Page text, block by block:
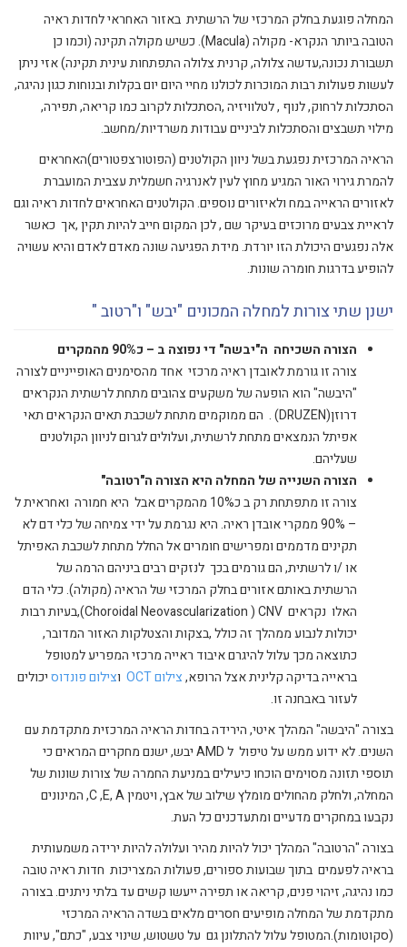
המחלה פוגעת בחלק המרכזי של הרשתית באזור האחראי לחדות ראיה
הטובה ביותר הנקרא- מקולה (Macula). כשיש מקולה תקינה (וכמו כן
תשבורת נכונה,עדשה צלולה, קרנית צלולה התפתחות עינית תקינה) אזי ניתן
לעשות פעולות רבות המוכרות לכולנו מחיי היום יום בקלות ובנוחות כגון נהיגה,
הסתכלות לרחוק, לנוף , לטלוויזיה ,הסתכלות לקרוב כמו קריאה, תפירה,
מילוי תשבצים והסתכלות לביניים עבודות משרדיות/מחשב.
הראיה המרכזית נפגעת בשל ניוון הקולטנים (הפוטורצפטורים)האחראים
להמרת גירוי האור המגיע מחוץ לעין לאנרגיה חשמלית עצבית המועברת
לאזורים הראייה במח ולאיזורים נוספים. הקולטנים האחראים לחדות ראיה וגם
לראיית צבעים מרוכזים בעיקר שם , לכן המקום חייב להיות תקין ,אך כאשר
אלה נפגעים היכולת הזו יורדת. מידת הפגיעה שונה מאדם לאדם והיא עשויה
להופיע בדרגות חומרה שונות.
ישנן שתי צורות למחלה המכונים "יבש" ו"רטוב "
הצורה השכיחה ה"יבשה" די נפוצה ב – כ90% מהמקרים
צורה זו גורמת לאובדן ראיה מרכזי אחד מהסימנים האופייניים לצורה
"היבשה" הוא הופעה של משקעים צהובים מתחת לרשתית הנקראים
דרוזן(DRUZEN) . הם ממוקמים מתחת לשכבת תאים הנקראים תאי
אפיתל הנמצאים מתחת לרשתית, ועלולים לגרום לניוון הקולטנים
שעליהם.
הצורה השנייה של המחלה היא הצורה ה"רטובה"
צורה זו מתפתחת רק ב כ10% מהמקרים אבל היא חמורה ואחראית ל
– 90% ממקרי אובדן ראיה. היא נגרמת על ידי צמיחה של כלי דם לא
תקינים מדממים ומפרישים חומרים אל החלל מתחת לשכבת האפיתל
או /ו לרשתית, הם גורמים בכך לנזקים רבים ביניהם הרמה של
הרשתית באותם אזורים בחלק המרכזי של הראיה (מקולה). כלי הדם
האלו נקראים Choroidal Neovascularization ) CNV),בעיות רבות
יכולות לנבוע ממהלך זה כולל ,בצקות והצטלקות האזור המדובר,
כתוצאה מכך עלול להיגרם איבוד ראייה מרכזי המפריע למטופל
בראייה בדיקה קלינית אצל הרופא,צילום OCT וצילום פונדוסיכולים
לעזור באבחנה זו.
בצורה "היבשה" המהלך איטי, הירידה בחדות הראיה המרכזית מתקדמת עם
השנים. לא ידוע ממש על טיפול ל AMD יבש, ישנם מחקרים המראים כי
תוספי תזונה מסוימים הוכחו כיעילים במניעת החמרה של צורות שונות של
המחלה, ולחלק מהחולים מומלץ שילוב של אבץ, ויטמין C ,E, A, המינונים
נקבעו במחקרים מדעיים ומתעדכנים כל העת.
בצורה "הרטובה" המהלך יכול להיות מהיר ועלולה להיות ירידה משמעותית
בראיה לפעמים בתוך שבועות ספורים, פעולות המצריכות חדות ראיה טובה
כמו נהיגה, זיהוי פנים, קריאה או תפירה ייעשו קשים עד בלתי ניתנים. בצורה
מתקדמת של המחלה מופיעים חסרים מלאים בשדה הראיההמרכזי
(סקוטומות).המטופל עלול להתלונן גם על טשטוש, שינוי צבע, "כתם", עיוות